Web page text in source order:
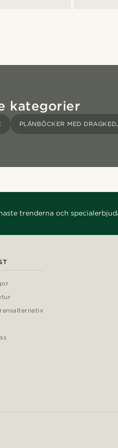
kategorier
PLÅNBÖCKER MED
trenderna och